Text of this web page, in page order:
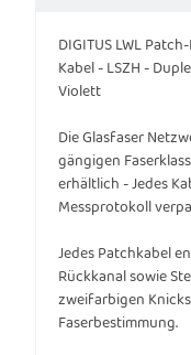
DIGITUS LWL
Kabel - LSZH -
Violett
Die Glasfaser
gängigen
erhältlich - Jedes
Messprotokoll
Jedes Patchkabel
Rückkanal sowie
zweifarbigen
Faserbestimmung.